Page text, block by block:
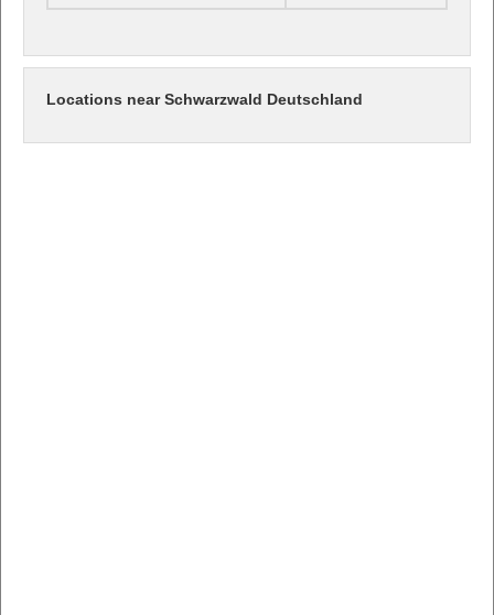
Locations near Schwarzwald Deutschland